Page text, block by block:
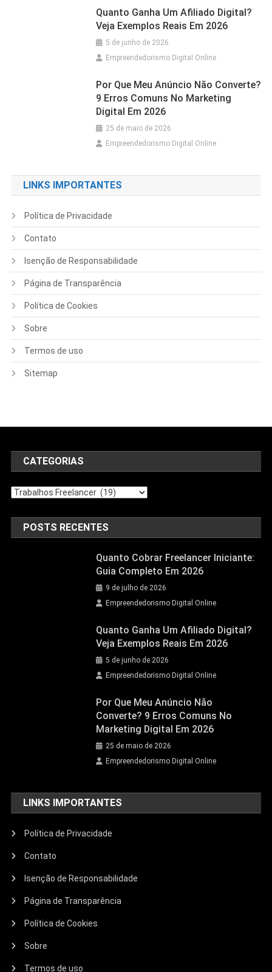
Quanto Ganha Um Afiliado Digital?
Veja Exemplos Reais Em 2026
5 de junho de 2026
Empreendedorismo Digital Online
Por Que Meu Anúncio Não Converte?
9 Erros Comuns No Marketing
Digital Em 2026
25 de maio de 2026
Empreendedorismo Digital Online
LINKS IMPORTANTES
Política de Privacidade
Contato
Isenção de Responsabilidade
Página de Transparência
Política de Cookies
Sobre
Termos de uso
Sitemap
CATEGORIAS
POSTS RECENTES
Quanto Cobrar Freelancer Iniciante:
Guia Completo Em 2026
9 de julho de 2026
Empreendedorismo Digital Online
Quanto Ganha Um Afiliado Digital?
Veja Exemplos Reais Em 2026
5 de junho de 2026
Empreendedorismo Digital Online
Por Que Meu Anúncio Não
Converte? 9 Erros Comuns No
Marketing Digital Em 2026
25 de maio de 2026
Empreendedorismo Digital Online
LINKS IMPORTANTES
Política de Privacidade
Contato
Isenção de Responsabilidade
Página de Transparência
Política de Cookies
Sobre
Termos de uso